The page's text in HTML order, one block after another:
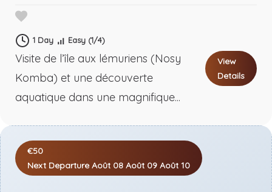
1 Day Easy (1/4)
Visite de l’île aux lémuriens (Nosy
Komba) et une découverte
aquatique dans une magnifique...
View
Details
€50
Next Departure Août 08 Août 09 Août 10